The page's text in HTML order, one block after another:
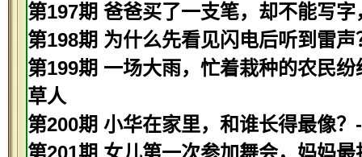
第197期 爸爸买了一支笔，却不能写
第198期 为什么先看见闪电后听到雷
第199期 一场大雨，忙着栽种的农民
草人
第200期 小华在家里，和谁长得最像
第201期 女儿第一次参加舞会，妈妈